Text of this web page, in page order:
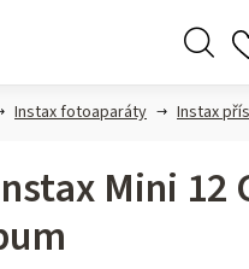
Instax fotoaparáty Instax
Mini 12